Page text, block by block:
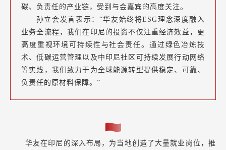
碳、负责任的产业链，受到与会嘉宾的高度关注。
孙立会发言表示：“华友始终将ESG理念深度融入
业务全流程，我们在印尼的投资不仅注重经济效益，更
高度重视环境可持续性与社会责任。通过绿色冶炼技
术、低碳运营管理以及中印尼社区可持续发展行动网络
等实践，我们致力于为全球能源转型提供稳定、可靠、
负责任的原材料保障。”
华友在印尼的深入布局，为当地创造了大量就业岗位，推